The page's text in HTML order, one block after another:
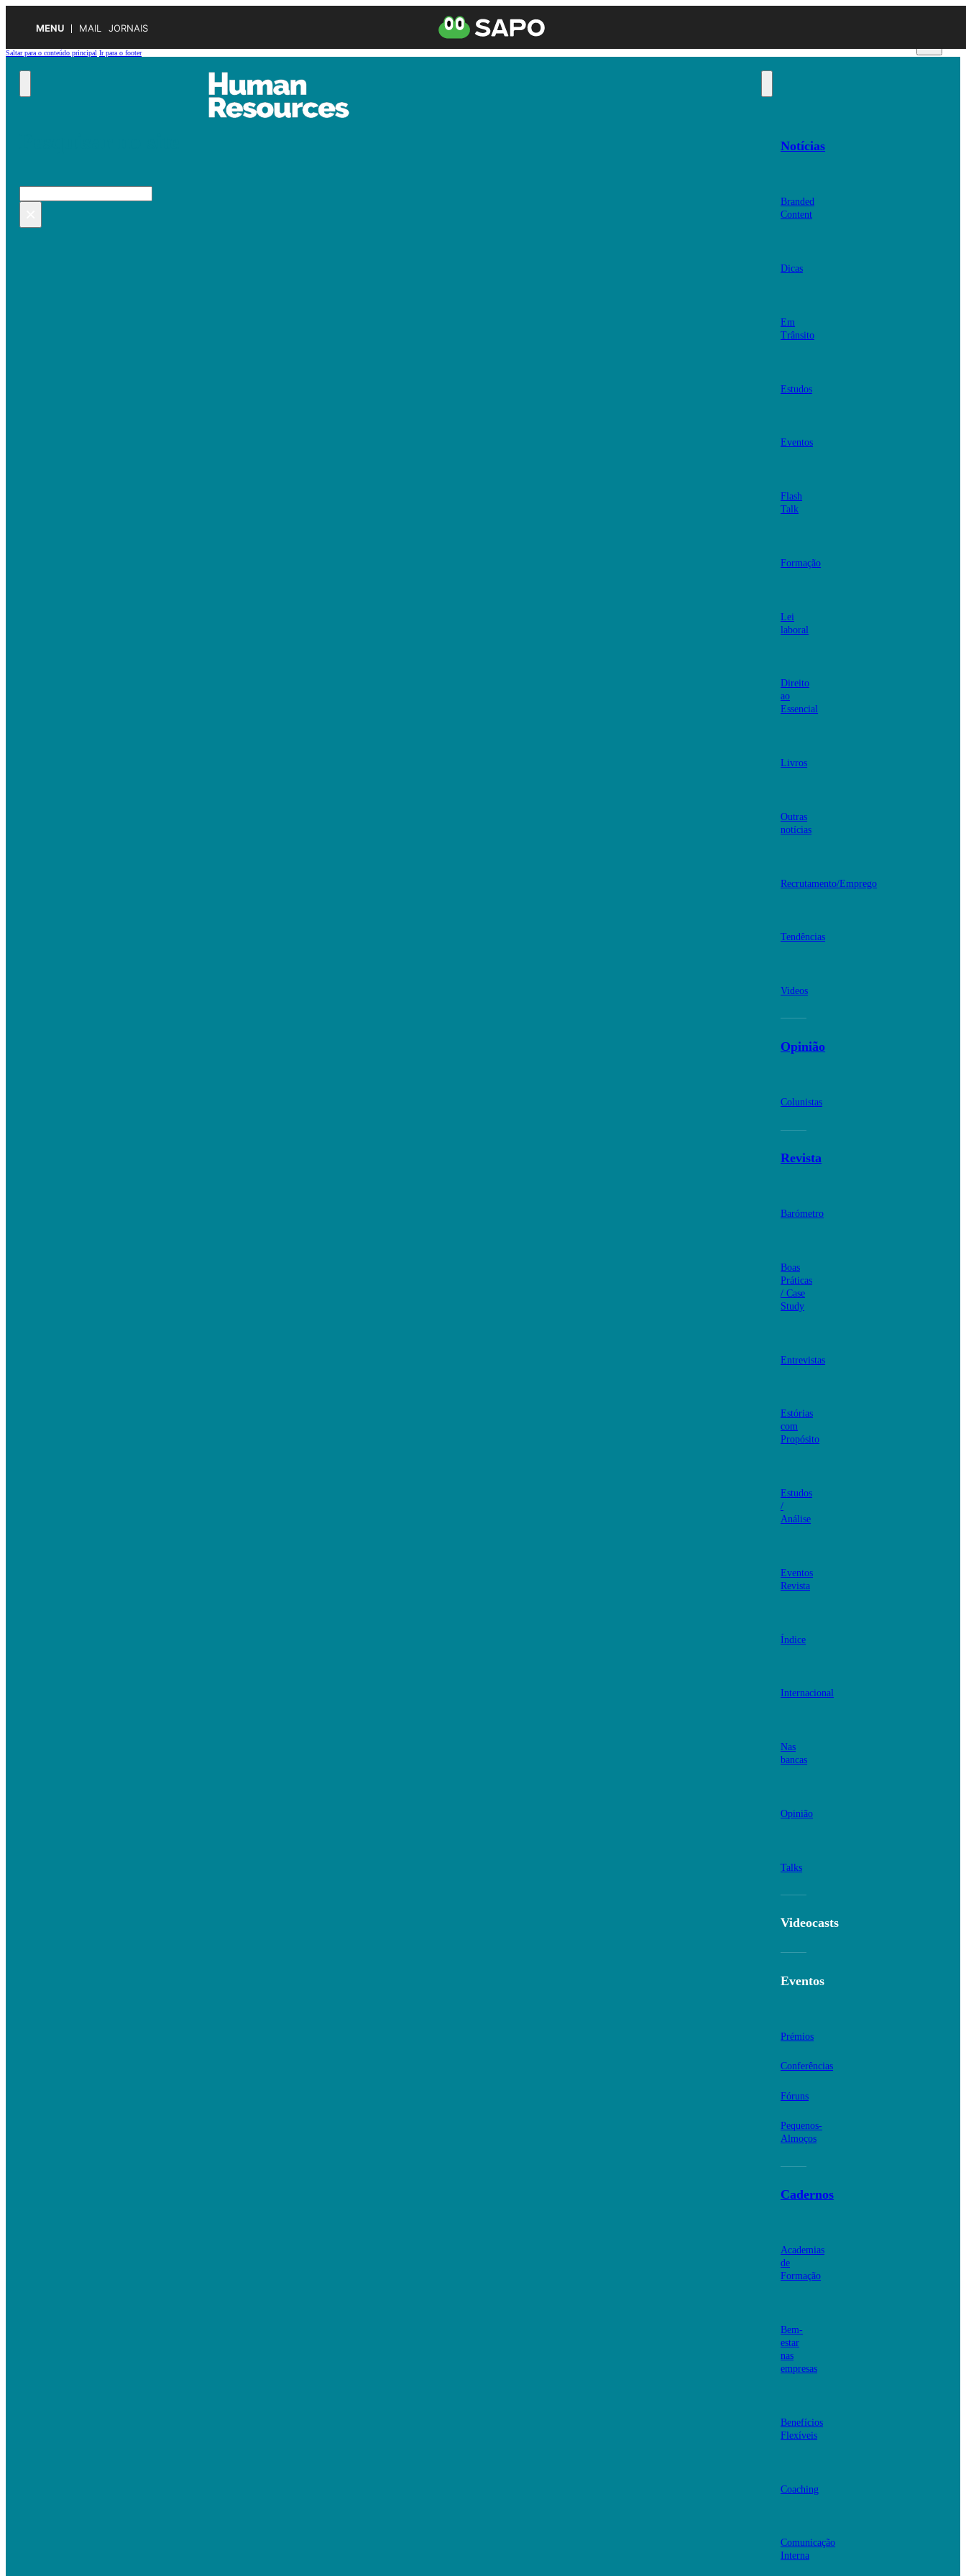
MENU MAIL JORNAIS
Saltar para o conteúdo principal Ir para o footer
Pesquisar
Notícias
Branded
Content
Dicas
Em
Trânsito
Estudos
Eventos
Flash
Talk
Formação
Lei
laboral
Direito
ao
Essencial
Livros
Outras
notícias
Recrutamento/Emprego
Tendências
Videos
Opinião
Colunistas
Revista
Barómetro
Boas
Práticas
/ Case
Study
Entrevistas
Estórias
com
Propósito
Estudos
/
Análise
Eventos
Revista
Índice
Internacional
Nas
bancas
Opinião
Talks
Videocasts
Eventos
Prémios
Conferências
Fóruns
Pequenos-
Almoços
Cadernos
Academias
de
Formação
Bem-
estar
nas
empresas
Benefícios
Flexíveis
Coaching
Comunicação
Interna